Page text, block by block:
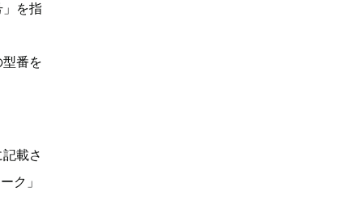
」を指
番を
載さ
ク」